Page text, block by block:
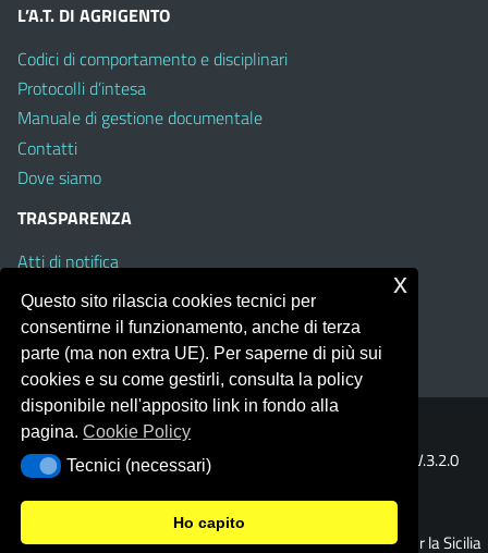
L’A.T. DI AGRIGENTO
Codici di comportamento e disciplinari
Protocolli d’intesa
Manuale di gestione documentale
Contatti
Dove siamo
TRASPARENZA
Atti di notifica
Albo on line
Amministrazione Trasparente
Obiettivi di Accessibilità
Portale realizzato con la piattaforma
Template Italia configurato sul tema accessibile
V.3.2.0
(Mizar)
© 2026 Ufficio Scolastico Regionale per la Sicilia
Questo sito rilascia cookies tecnici per
consentirne il funzionamento, anche di terza
parte (ma non extra UE). Per saperne di più sui
cookies e su come gestirli, consulta la policy
disponibile nell'apposito link in fondo alla
pagina.Cookie Policy
Tecnici (necessari)
Tecnici (necessari)
Ho capito
x